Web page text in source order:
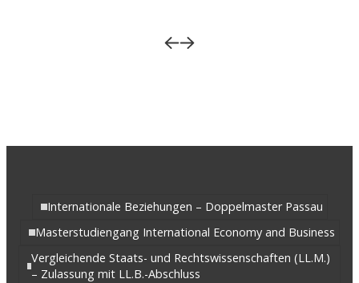
Internationale Beziehungen – Doppelmaster Passau
Masterstudiengang International Economy and Business
Vergleichende Staats- und Rechtswissenschaften (LL.M.)
– Zulassung mit LL.B.-Abschluss